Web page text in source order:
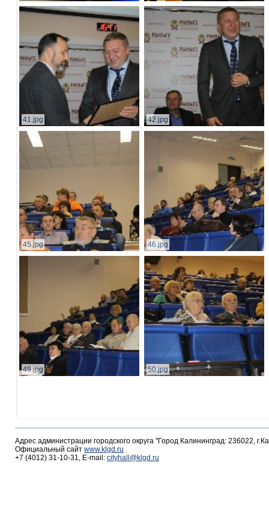
41.jpg 42.jpg
45.jpg 46.jpg
49.jpg 50.jpg
Адрес администрации городского округа "Город Калининград: 236022,
Официальный сайт www.klgd.ru
+7 (4012) 31-10-31, E-mail: cityhall@klgd.ru